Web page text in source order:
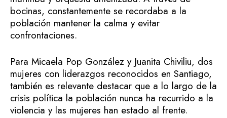
bocinas, constantemente se recordaba a la
población mantener la calma y evitar
confrontaciones.
Para Micaela Pop González y Juanita Chiviliu, dos
mujeres con liderazgos reconocidos en Santiago,
también es relevante destacar que a lo largo de la
crisis política la población nunca ha recurrido a la
violencia y las mujeres han estado al frente.